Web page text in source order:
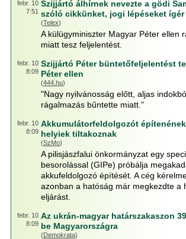
febr. 10
7:51
Szijjártó álhírnek nevezte a gödi
szóló cikkünket, jogi lépéseket ígér
(Telex)
A külügyminiszter Magyar Péter ellen
miatt tesz feljelentést.
febr. 10
8:09
Szijjártó Péter büntetőfeljelentést
Péter ellen
(444.hu)
"Nagy nyilvánosság előtt, aljas
rágalmazás bűntette miatt."
febr. 10
8:09
Akkumulátorfeldolgozót
helyiek tiltakoznak
(SzMo)
A pilisjászfalui önkormányzat egy
besorolással (GIPe) próbálja
akkufeldolgozó építését. A cég
azonban a hatóság már megkezdte a
eljárást.
febr. 10
8:09
Az ukrán-magyar határszakaszon
be Magyarországra
(Demokrata)